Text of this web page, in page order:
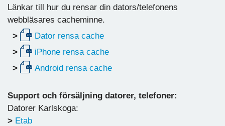
Länkar till hur du rensar din dators/telefonens
webbläsares cacheminne.
>
Dator rensa cache
>
iPhone rensa cache
>
Android rensa cache
Support och försäljning datorer, telefoner:
Datorer Karlskoga:
> Etab